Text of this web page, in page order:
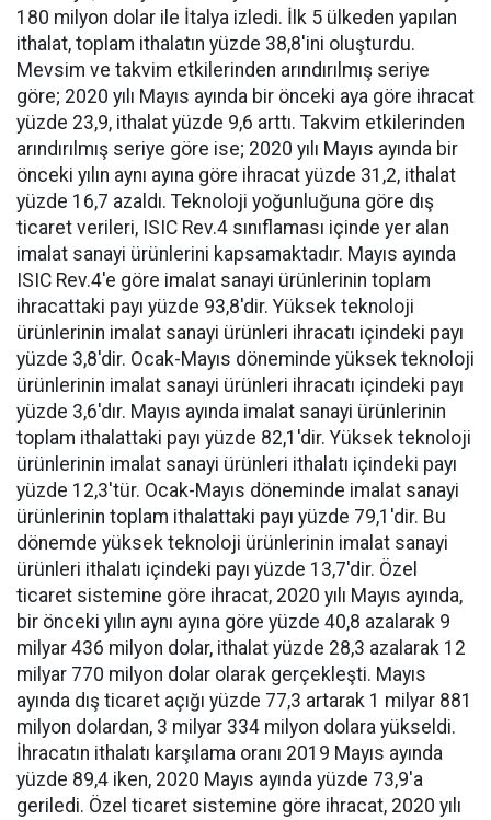
180 milyon dolar ile İtalya izledi. İlk 5 ülkeden yapılan
ithalat, toplam ithalatın yüzde 38,8'ini oluşturdu.
Mevsim ve takvim etkilerinden arındırılmış seriye
göre; 2020 yılı Mayıs ayında bir önceki aya göre ihracat
yüzde 23,9, ithalat yüzde 9,6 arttı. Takvim etkilerinden
arındırılmış seriye göre ise; 2020 yılı Mayıs ayında bir
önceki yılın aynı ayına göre ihracat yüzde 31,2, ithalat
yüzde 16,7 azaldı. Teknoloji yoğunluğuna göre dış
ticaret verileri, ISIC Rev.4 sınıflaması içinde yer alan
imalat sanayi ürünlerini kapsamaktadır. Mayıs ayında
ISIC Rev.4'e göre imalat sanayi ürünlerinin toplam
ihracattaki payı yüzde 93,8'dir. Yüksek teknoloji
ürünlerinin imalat sanayi ürünleri ihracatı içindeki payı
yüzde 3,8'dir. Ocak-Mayıs döneminde yüksek teknoloji
ürünlerinin imalat sanayi ürünleri ihracatı içindeki payı
yüzde 3,6'dır. Mayıs ayında imalat sanayi ürünlerinin
toplam ithalattaki payı yüzde 82,1'dir. Yüksek teknoloji
ürünlerinin imalat sanayi ürünleri ithalatı içindeki payı
yüzde 12,3'tür. Ocak-Mayıs döneminde imalat sanayi
ürünlerinin toplam ithalattaki payı yüzde 79,1'dir. Bu
dönemde yüksek teknoloji ürünlerinin imalat sanayi
ürünleri ithalatı içindeki payı yüzde 13,7'dir. Özel
ticaret sistemine göre ihracat, 2020 yılı Mayıs ayında,
bir önceki yılın aynı ayına göre yüzde 40,8 azalarak 9
milyar 436 milyon dolar, ithalat yüzde 28,3 azalarak 12
milyar 770 milyon dolar olarak gerçekleşti. Mayıs
ayında dış ticaret açığı yüzde 77,3 artarak 1 milyar 881
milyon dolardan, 3 milyar 334 milyon dolara yükseldi.
İhracatın ithalatı karşılama oranı 2019 Mayıs ayında
yüzde 89,4 iken, 2020 Mayıs ayında yüzde 73,9'a
geriledi. Özel ticaret sistemine göre ihracat, 2020 yılı